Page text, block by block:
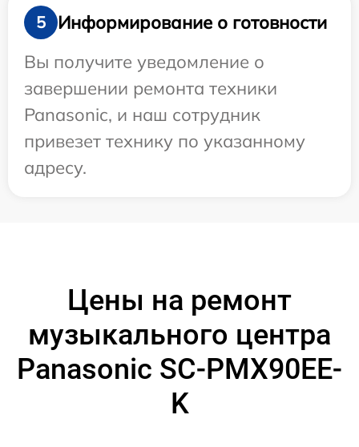
5
Информирование о готовности
Вы получите уведомление о
завершении ремонта техники
Panasonic, и наш сотрудник
привезет технику по указанному
адресу.
Цены на ремонт
музыкального центра
Panasonic SC-PMX90EE-
K